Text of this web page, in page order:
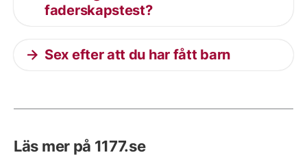
faderskapstest?
Sex efter att du har fått barn
Läs mer på 1177.se